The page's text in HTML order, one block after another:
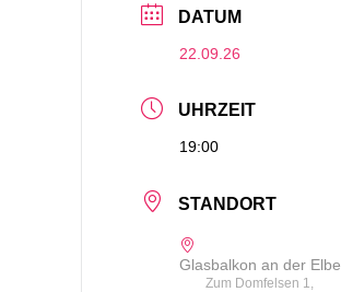
DATUM
22.09.26
UHRZEIT
19:00
STANDORT
Glasbalkon an der Elbe
Zum Domfelsen 1,